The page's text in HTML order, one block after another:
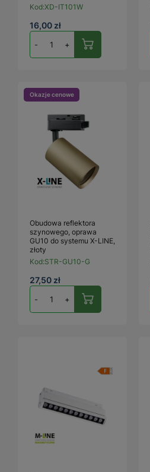
Kod:XD-IT101W
16,00 zł
- +
Okazje cenowe
Obudowa reflektora
szynowego, oprawa
GU10 do systemu X-LINE,
złoty
Kod:STR-GU10-G
27,50 zł
- +